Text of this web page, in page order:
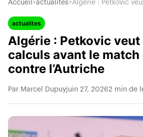
Accueil >actualites>Algérie : Petkovic
actualites
Algérie : Petkovic
calculs avant le
contre l’Autriche
Par Marcel Dupuyjuin 27, 20262 min de